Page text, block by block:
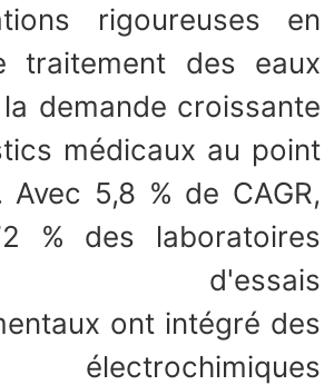
rigoureuses en
traitement des eaux
demande croissante
médicaux au point
5,8 % de CAGR,
% des laboratoires
d'essais
ont intégré des
électrochimiques